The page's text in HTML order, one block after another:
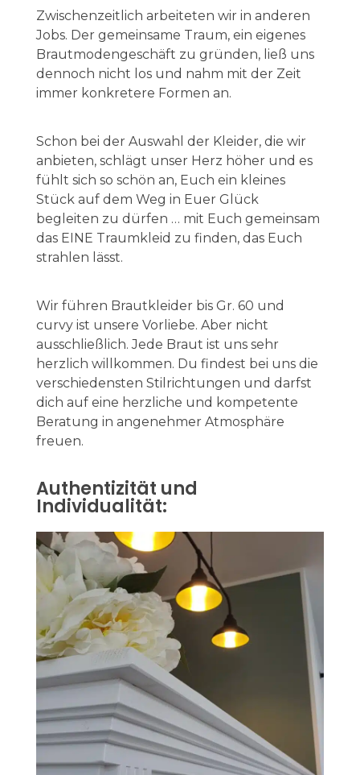
Zwischenzeitlich arbeiteten wir in anderen
Jobs. Der gemeinsame Traum, ein eigenes
Brautmodengeschäft zu gründen, ließ uns
dennoch nicht los und nahm mit der Zeit
immer konkretere Formen an.
Schon bei der Auswahl der Kleider, die wir
anbieten, schlägt unser Herz höher und es
fühlt sich so schön an, Euch ein kleines
Stück auf dem Weg in Euer Glück
begleiten zu dürfen … mit Euch gemeinsam
das EINE Traumkleid zu finden, das Euch
strahlen lässt.
Wir führen Brautkleider bis Gr. 60 und
curvy ist unsere Vorliebe. Aber nicht
ausschließlich. Jede Braut ist uns sehr
herzlich willkommen. Du findest bei uns die
verschiedensten Stilrichtungen und darfst
dich auf eine herzliche und kompetente
Beratung in angenehmer Atmosphäre
freuen.
Authentizität und
Individualität: